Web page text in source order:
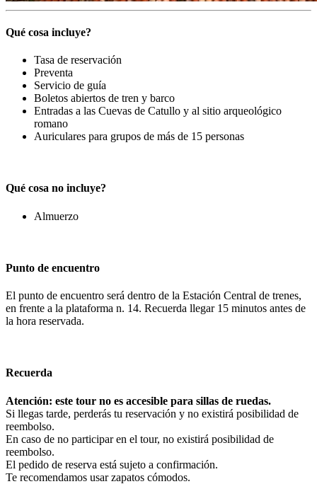
Qué cosa incluye?
Tasa de reservación
Preventa
Servicio de guía
Boletos abiertos de tren y barco
Entradas a las Cuevas de Catullo y al sitio arqueológico
romano
Auriculares para grupos de más de 15 personas
Qué cosa no incluye?
Almuerzo
Punto de encuentro
El punto de encuentro será dentro de la Estación Central de trenes,
en frente a la plataforma n. 14. Recuerda llegar 15 minutos antes de
la hora reservada.
Recuerda
Atención: este tour no es accesible para sillas de ruedas.
Si llegas tarde, perderás tu reservación y no existirá posibilidad de
reembolso.
En caso de no participar en el tour, no existirá posibilidad de
reembolso.
El pedido de reserva está sujeto a confirmación.
Te recomendamos usar zapatos cómodos.